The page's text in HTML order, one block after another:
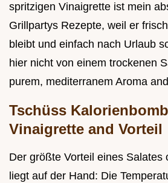
spritzigen Vinaigrette ist mein
Grillpartys Rezepte, weil er
bleibt und einfach nach Urlaub
hier nicht von einem trockenen
purem, mediterranem Aroma
Tschüss
Vinaigrette and Vorteil
Der größte Vorteil eines Salates
liegt auf der Hand: Die